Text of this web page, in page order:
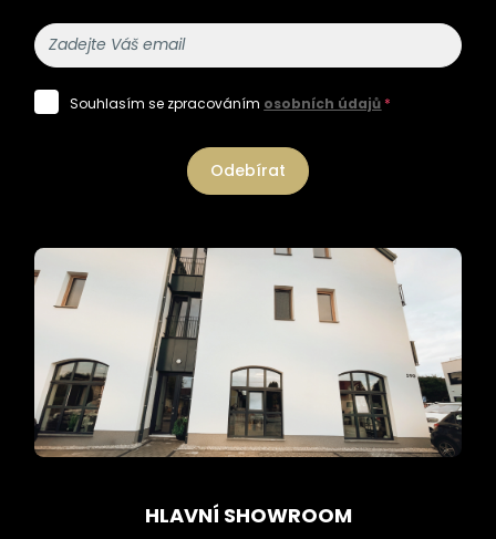
Souhlasím se zpracováním osobních údajů *
Odebírat
HLAVNÍ SHOWROOM